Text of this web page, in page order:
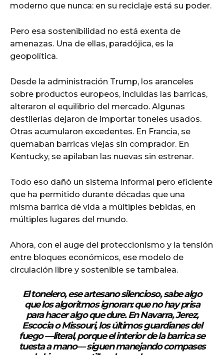
moderno que nunca: en su reciclaje está su poder.
Pero esa sostenibilidad no está exenta de
amenazas. Una de ellas, paradójica, es la
geopolítica.
Desde la administración Trump, los aranceles
sobre productos europeos, incluidas las barricas,
alteraron el equilibrio del mercado. Algunas
destilerías dejaron de importar toneles usados.
Otras acumularon excedentes. En Francia, se
quemaban barricas viejas sin comprador. En
Kentucky, se apilaban las nuevas sin estrenar.
Todo eso dañó un sistema informal pero eficiente
que ha permitido durante décadas que una
misma barrica dé vida a múltiples bebidas, en
múltiples lugares del mundo.
Ahora, con el auge del proteccionismo y la tensión
entre bloques económicos, ese modelo de
circulación libre y sostenible se tambalea.
El tonelero, ese artesano silencioso, sabe algo
que los algoritmos ignoran: que no hay prisa
para hacer algo que dure. En Navarra, Jerez,
Escocia o Missouri, los últimos guardianes del
fuego —literal, porque el interior de la barrica se
tuesta a mano— siguen manejando compases